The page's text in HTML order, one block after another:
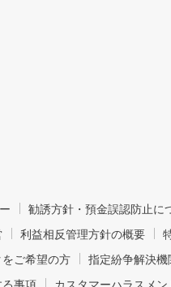
勧誘方針・預金誤認防止に
利益相反管理方針の概要
をご希望の方 指定紛争解決機